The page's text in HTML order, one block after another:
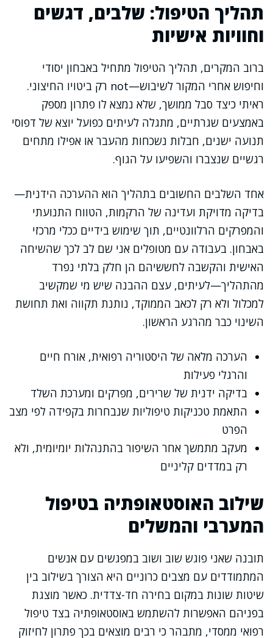
תהליך הטיפול: שלבים, דגשים
וחוויות אישיות
ברוב המקרים, תהליך הטיפול מתחיל באבחון יסודי
וחיפוש אחרי המקור לשיבוש—not רק ביטויו החיצוני.
ראיתי כיצד סבל ממושך, שלא נמצא לו פתרון מספק
באמצעים שגרתיים, מתגלה לעיתים כפועל יוצא של דפוסי
תנועה ישנים, חבלות נשכחות מהעבר או אפילו מתחים
רגשיים שנצברו והשפיעו על הגוף.
אחד השלבים החשובים בתהליך הוא ההערכה הידנית—
בדיקה מדויקת ועדינה של הרקמות, הטווח התנועתי
והמפרקים הרלוונטיים, תוך שימוש בידיים ככלי מרכזי
באבחון. בעבודה עם מטופלים אני שם לב לכך שהשיחה
האישית והקשבה לחששיהם הן חלק בלתי נפרד
מהתהליך—לעיתים, עצם ההבנה שיש מי שמקשיב
למכלול ולא רק לכאב הממוקד, נותנת תקווה ואת תחושת
השינוי כבר מהרגע הראשון.
הערכה מלאה של היסטוריה רפואית, אורח חיים
והרגלי פעילות
בדיקה ידנית של שרירים, מפרקים ומערכת השלד
התאמת טכניקות טיפוליות שנבחרות בקפידה לפי מצב
הפרט
מעקב מתמשך אחר השיפור בהתנהלות יומיומית, ולא
רק במדדים קליניים
שילוב האוסטאופתיה בטיפול
המערבי והמשלים
תובנה שאני פוגש שוב ושוב במפגשים עם אנשים
המתמודדים עם מצבים כרוניים היא הצורך בשילוב בין
שיטות שונות במקום בחירה חד-צדדית. כאשר מוצגת
בפניהם האפשרות להשתמש באוסטאופתיה בצד טיפול
רפואי ממסדי, מתבהר כי רבים מוצאים בכך פתרון לחיזוק